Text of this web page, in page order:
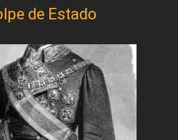
de Estado